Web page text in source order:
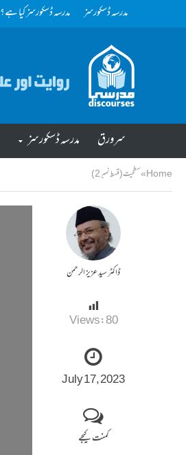
مدرسہ ڈسکورسز مدرسہ ڈسکورسز کیا ہے؟
سرورق مدرسہ ڈسکورسز
Home
»سطحیت (قسط نمبر2)
ڈاکٹر سید عزیز الرحمن
Views:80
July 17, 2023
کمنت کیجے